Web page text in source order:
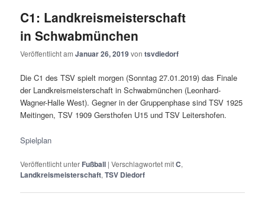
C1: Landkreismeisterschaft
in Schwabmünchen
Veröffentlicht amJanuar 26, 2019vontsvdiedorf
Die C1 des TSV spielt morgen (Sonntag 27.01.2019) das Finale
der Landkreismeisterschaft in Schwabmünchen (Leonhard-
Wagner-Halle West). Gegner in der Gruppenphase sind TSV 1925
Meitingen, TSV 1909 Gersthofen U15 und TSV Leitershofen.
Spielplan
Veröffentlicht unter Fußball |Verschlagwortet mitC,
Landkreismeisterschaft,TSV Diedorf